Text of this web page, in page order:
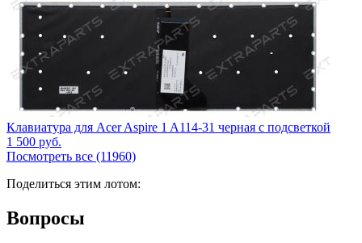
Клавиатура для Acer Aspire 1 A114-31 черная с подсветкой
1 500 руб.
Посмотреть все (11960)
Поделиться этим лотом:
Вопросы